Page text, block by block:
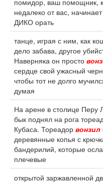
помидор, ваш помощник,
недалеко от вас,
ДИКО орать
танце, играя с ним, как
дело забава, другое
Наверняка он просто
сердце свой ужасный
чтобы тот не долго
думая
На арене в столице Перу
бык поднял на рога
Кубаса. Тореадор вонзил
деревянные копья с
бандерилий, которые
плечевые
открытой заржавленной